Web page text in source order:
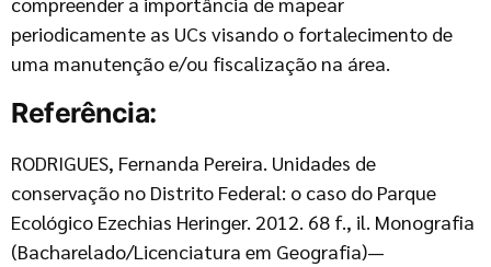
periodicamente as UCs visando o fortalecimento de
uma manutenção e/ou fiscalização na área.
Referência:
RODRIGUES, Fernanda Pereira. Unidades de
conservação no Distrito Federal: o caso do Parque
Ecológico Ezechias Heringer. 2012. 68 f., il. Monografia
(Bacharelado/Licenciatura em Geografia)—